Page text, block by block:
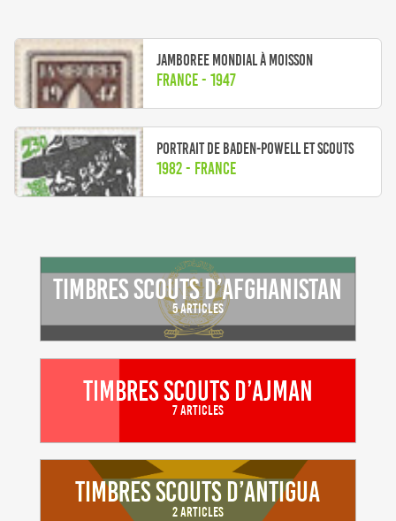
Jamboree mondial à Moisson
France - 1947
Portrait de Baden-Powell et scouts
1982 - France
Timbres scouts d’Afghanistan
5 Articles
Timbres scouts d’Ajman
7 Articles
Timbres scouts d’Antigua
2 Articles